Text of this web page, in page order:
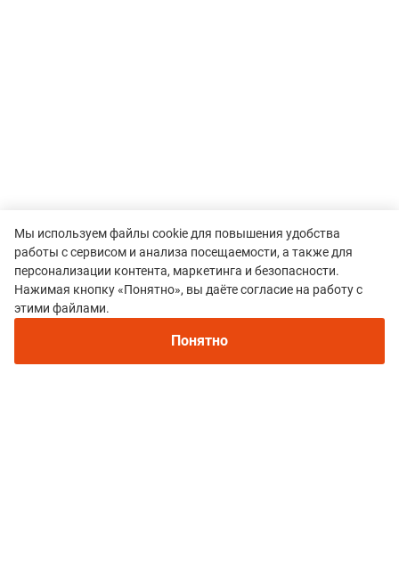
Мы используем файлы cookie для повышения удобства
работы с сервисом и анализа посещаемости, а также для
персонализации контента, маркетинга и безопасности.
Нажимая кнопку «Понятно», вы даёте согласие на работу с
этими файлами.
Понятно